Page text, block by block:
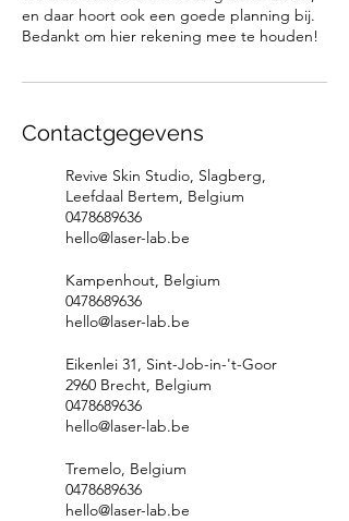
en daar hoort ook een goede planning bij.
Bedankt om hier rekening mee te houden!
Contactgegevens
Revive Skin Studio, Slagberg,
Leefdaal Bertem, Belgium
0478689636
hello@laser-lab.be
Kampenhout, Belgium
0478689636
hello@laser-lab.be
Eikenlei 31, Sint-Job-in-'t-Goor
2960 Brecht, Belgium
0478689636
hello@laser-lab.be
Tremelo, Belgium
0478689636
hello@laser-lab.be